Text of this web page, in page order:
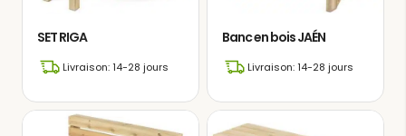
SET RIGA
Livraison: 14-28 jours
Banc en bois JAÉN
Livraison: 14-28 jours